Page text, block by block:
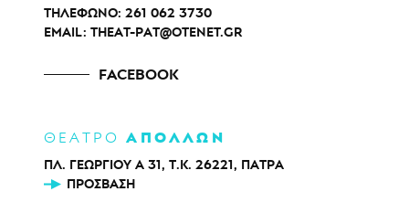
ΤΗΛΕΦΩΝΟ: 261 062 3730
EMAIL: THEAT-PAT@OTENET.GR
FACEBOOK
ΘΕΑΤΡΟΑΠΟΛΛΩΝ
ΠΛ. ΓΕΩΡΓΙΟΥ Α 31, Τ.Κ. 26221, ΠΑΤΡΑ
ΠΡΌΣΒΑΣΗ